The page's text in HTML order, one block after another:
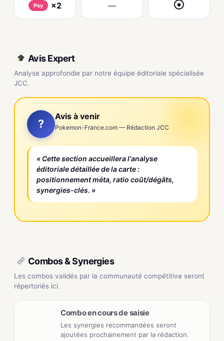
Psy ×2 — ●
Avis Expert
Analyse approfondie par notre équipe éditoriale spécialisée
JCC.
?
Avis à venir
Pokemon-France.com — Rédaction JCC
« Cette section accueillera l'analyse
éditoriale détaillée de la carte :
positionnement méta, ratio coût/dégâts,
synergies-clés. »
Combos & Synergies
Les combos validés par la communauté compétitive seront
répertoriés ici.
Combo en cours de saisie
Les synergies recommandées seront
ajoutées prochainement par la rédaction.